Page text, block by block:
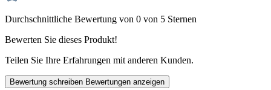
Durchschnittliche Bewertung von 0 von 5 Sternen
Bewerten Sie dieses Produkt!
Teilen Sie Ihre Erfahrungen mit anderen Kunden.
Bewertung schreiben Bewertungen anzeigen